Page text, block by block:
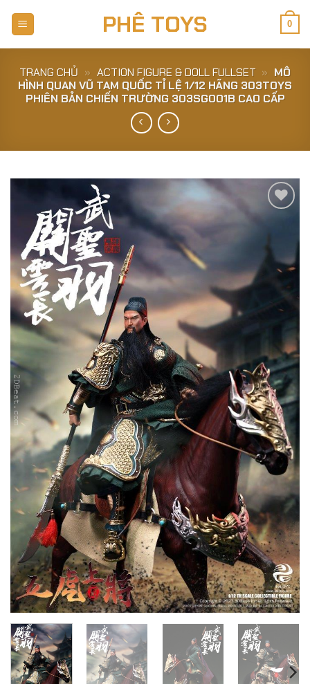
PHÊ TOYS 0
TRANG CHỦ » ACTION FIGURE & DOLL FULLSET » MÔ
HÌNH QUAN VŨ TAM QUỐC TỈ LỆ 1/12 HÃNG 303TOYS
PHIÊN BẢN CHIẾN TRƯỜNG 303SG001B CAO CẤP